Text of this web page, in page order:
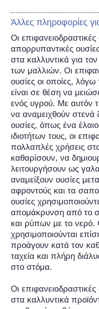
Άλλες πληροφορίες
Οι επιφανειοδραστικές
απορρυπαντικές
στα καλλυντικά για
των μαλλιών. Οι
ουσίες οι οποίες,
είναι σε θέση να
ενός υγρού. Με αυτόν
να αναμειχθούν στενά
ουσίες, όπως ένα
ιδιοτήτων τους, οι
πολλαπλές χρήσεις
καθαρίσουν, να
λειτουργήσουν ως
αναμείξουν ουσίες
αφροντούς και τα
ουσίες
απομάκρυνση από το
και ρύπων με το νερό.
χρησιμοποιούνται
προάγουν κατά τον
ταχεία και πλήρη
στο στόμα.
Οι
στα καλλυντικά